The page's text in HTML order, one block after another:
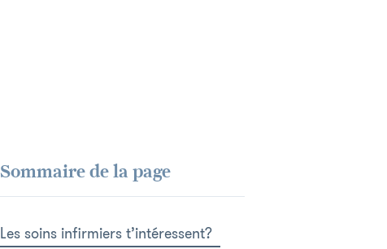
Sommaire de la page
Les soins infirmiers t’intéressent?